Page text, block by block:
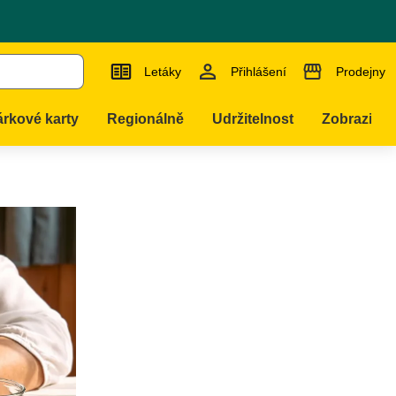
Letáky Přihlášení Prodejny
karty Regionálně Udržitelnost Zobrazit